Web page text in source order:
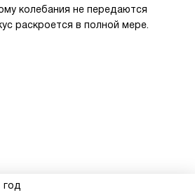
колебания не передаются
раскроется в полной мере.
год